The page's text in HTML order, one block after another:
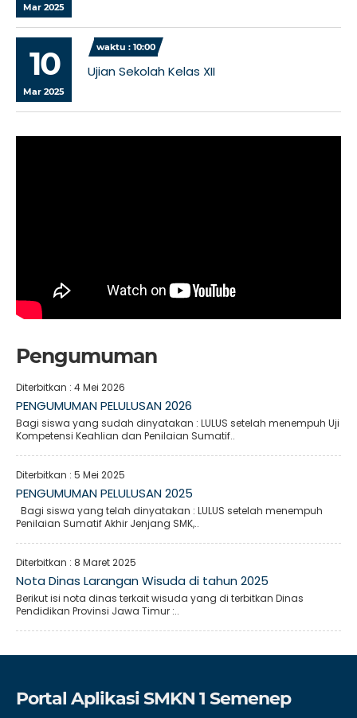
Mar 2025
10
Mar 2025
waktu : 10:00
Ujian Sekolah Kelas XII
Pengumuman
Diterbitkan : 4 Mei 2026
PENGUMUMAN PELULUSAN 2026
Bagi siswa yang sudah dinyatakan : LULUS setelah menempuh Uji
Kompetensi Keahlian dan Penilaian Sumatif..
Diterbitkan : 5 Mei 2025
PENGUMUMAN PELULUSAN 2025
Bagi siswa yang telah dinyatakan : LULUS setelah menempuh
Penilaian Sumatif Akhir Jenjang SMK,..
Diterbitkan : 8 Maret 2025
Nota Dinas Larangan Wisuda di tahun 2025
Berikut isi nota dinas terkait wisuda yang di terbitkan Dinas
Pendidikan Provinsi Jawa Timur :..
Portal Aplikasi SMKN 1 Semenep